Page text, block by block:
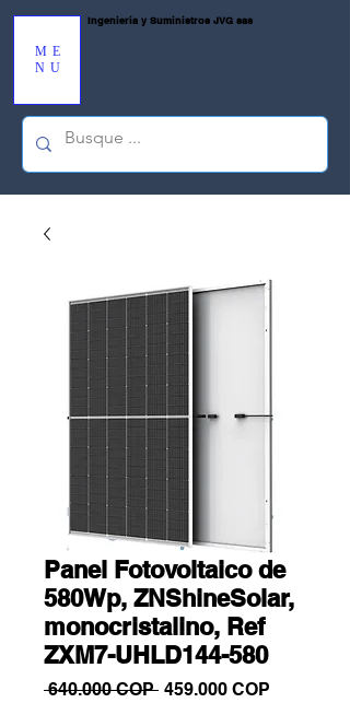
ME
NU
Ingenieria y Suministros JVG sas
Panel Fotovoltaico de
580Wp, ZNShineSolar,
monocristalino, Ref
ZXM7-UHLD144-580
640.000 COP Precio
459.000 COP